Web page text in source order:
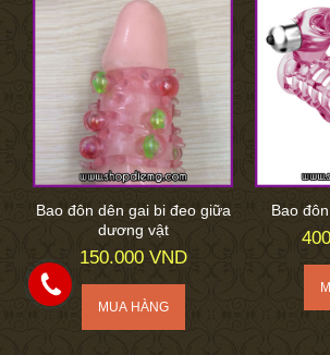
Bao đôn dên gai bi đeo giữa
dương vật
150.000 VND
Bao